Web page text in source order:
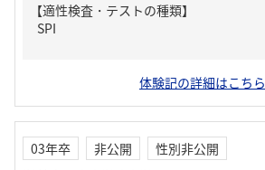
【適性検査・テストの種類】
SPI
体験記の詳細はこちら
03年卒 非公開
性別非公開